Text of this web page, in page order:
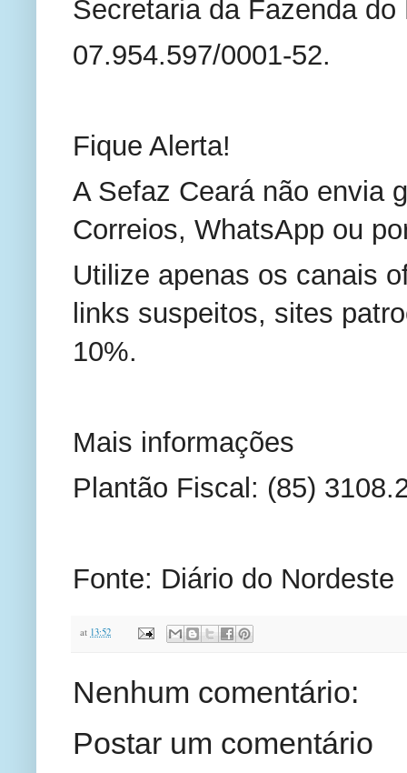
Secretaria da Fazenda
07.954.597/0001-52.
Fique Alerta!
A Sefaz Ceará não envia
Correios, WhatsApp ou
Utilize apenas os canais
links suspeitos, sites
10%.
Mais informações
Plantão Fiscal: (85)
Fonte: Diário do Nordeste
at 13:52
Nenhum comentário:
Postar um comentário